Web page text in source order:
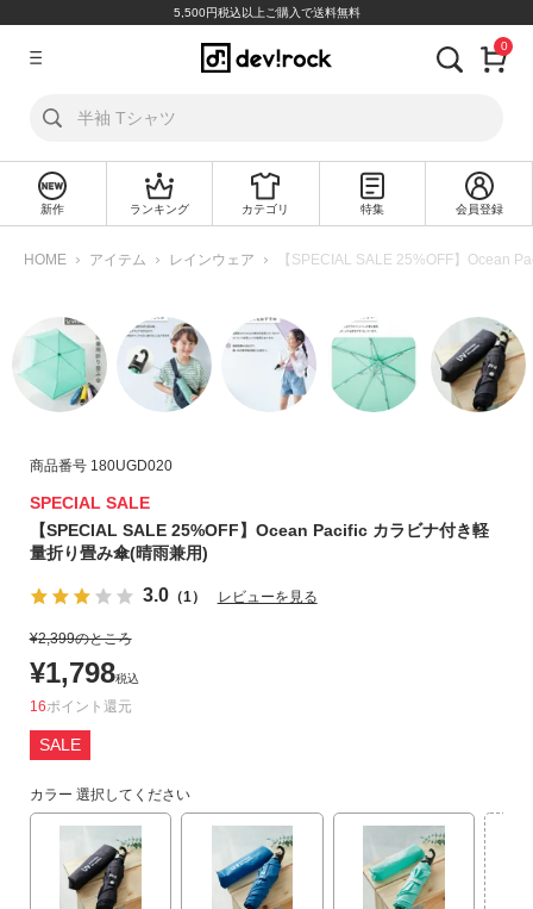
5,500円税込以上ご購入で送料無料
グ
規
録
探
カ
テ
ゴ
リ
ら
探
す
ン
ン
0
新作 ランキング カテゴリ 特集 会員登録
HOME アイテム レインウェア 【SPECIAL SALE 25%OFF】Ocean
商品番号 180UGD020
SPECIAL SALE
【SPECIAL SALE 25%OFF】Ocean Pacific カラビナ付き軽
量折り畳み傘(晴雨兼用)
3.0（1） レビューを見る
¥2,399のところ
¥1,798税込
16ポイント
SALE
カラー 選択してください